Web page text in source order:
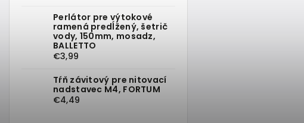
Perlátor pre výtokové
ramená predĺžený, šetrič
vody, 150mm, mosadz,
BALLETTO
€3,99
Tŕň závitový pre nitovací
nadstavec M4, FORTUM
€4,49